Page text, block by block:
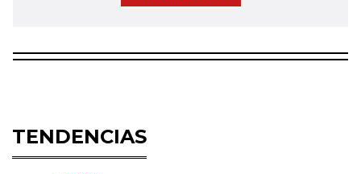
TENDENCIAS